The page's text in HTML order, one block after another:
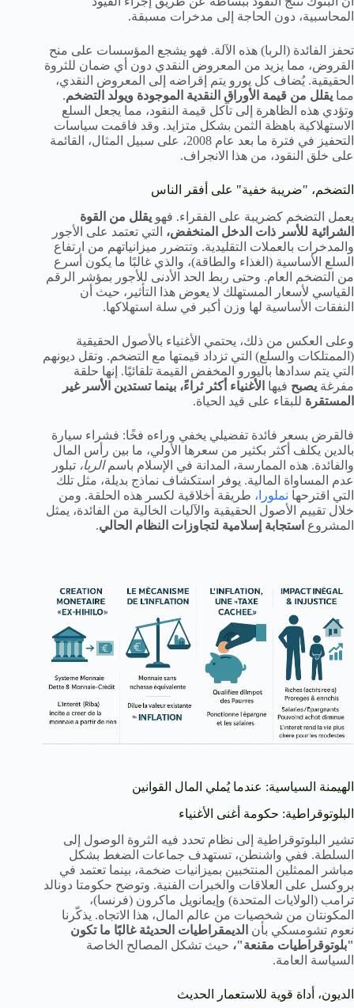
المحاسبية، دون الحاجة إلى مدخرات مسبقة.
تحفز الفائدة (الربا) هذه الآلة. فهو يشجع المؤسسات على منح
القروض، مما يزيد من المعروض النقدي دون أي ضمان للثروة
الحقيقية. يُضاف كل يورو يتم إقراضه إلى المعروض النقدي،
مما يقلل من قيمة الأوراق النقدية الموجودة ويولد التضخم.
وتؤدي هذه الظاهرة إلى تآكل قيمة النقود، مما يجعل السلع
الاستهلاكية باهظة الثمن بشكل متزايد. وقد فاقمت سياسات
التحفيز في فترة ما بعد عام 2008، على سبيل المثال، القائمة
على خلق النقود، من هذا الانجراف.
التضخم، "ضريبة خفية" على أفقر الناس
يعمل التضخم كضريبة على الفقراء. فهو يقلل من القوة
الشرائية للأسر ذات الدخل المنخفض، التي تعتمد على الأجور
والمدخرات بالعملات التقليدية. وتتضرر ميزانياتهم من ارتفاع
السلع الأساسية (الغذاء والطاقة)، والذي غالبًا ما يكون أسرع
من التضخم العام. وحتى ربط الحد الأدنى للأجور بمؤشر الرقم
القياسي لأسعار المستهلك لا يعوض هذا التأثير، حيث أن
النفقات الأساسية لها وزن أكبر في سلة استهلاكها.
وعلى العكس من ذلك، يحتمي الأغنياء بالأصول الحقيقية
(الممتلكات والسلع) التي تزداد قيمتها مع التضخم. وتقل ديونهم
التي يتم سدادها باليورو المخفض القيمة تلقائيًا. إنها حلقة
مفرغة يصبح فيها الأغنياء أكثر ثراءً، بينما تستدين الأسر غير
المستقرة للبقاء على قيد الحياة.
فالقرض بسعر فائدة تفضيلي يخفي وراءه فخًا: فشراء سيارة
بالدين يكلف أكثر بكثير من سعرها الأولي، ما بين رأس المال
والفائدة. هذه الممارسة، المدانة في الإسلام باسمالربا، تبلور
عدم المساواة المالية. يوفر استكشاف نماذج بديلة، مثل تلك
التي اقترحها نملورا، طريقة أخلاقية لكسر هذه الحلقة. ومن
خلال تقييم الأصول الحقيقية والآليات الخالية من الفائدة، يمثل
المشروع استجابة إسلامية لتجاوزات النظام الحالي.
الهيمنة السياسية: عندما يُملي المال القوانين
البلوتوقراطية: حكومة أغنى الأغنياء
تشير البلوتوقراطية إلى نظام تحدد فيه الثروة الوصول إلى
السلطة. ففي واشنطن، تستهدف جماعات الضغط بشكل
مباشر الممثلين المنتخبين بميزانيات ضخمة، بينما تعتمد في
بروكسل على العلاقات والخبرات الفنية. وتوضح حكومتا دونالد
ترامب (الولايات المتحدة) وإيمانويل ماكرون (فرنسا)،
المكونتان من شخصيات من عالم المال، هذا الاتجاه. يذكّرنا
نعوم تشومسكي بأن الديمقراطيات الحديثة غالبًا ما تكون
"بلوتوقراطيات مقنعة"، حيث تشكل المصالح الخاصة
السياسة العامة.
الديون، أداة قوية للاستعمار الحديث